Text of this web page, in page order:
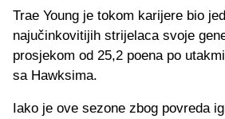
Trae Young je tokom karijere bio
najučinkovitijih strijelaca svoje
prosjekom od 25,2 poena po
sa Hawksima.
Iako je ove sezone zbog povreda